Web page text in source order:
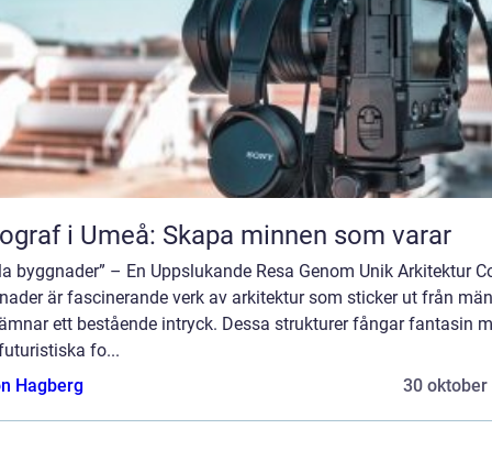
i Umeå: Skapa minnen som varar
byggnader” – En Uppslukande Resa Genom Unik Arkitektur
är fascinerande verk av arkitektur som sticker ut från
ett bestående intryck. Dessa strukturer fångar fantasin
fo...
Hagberg
30 oktober